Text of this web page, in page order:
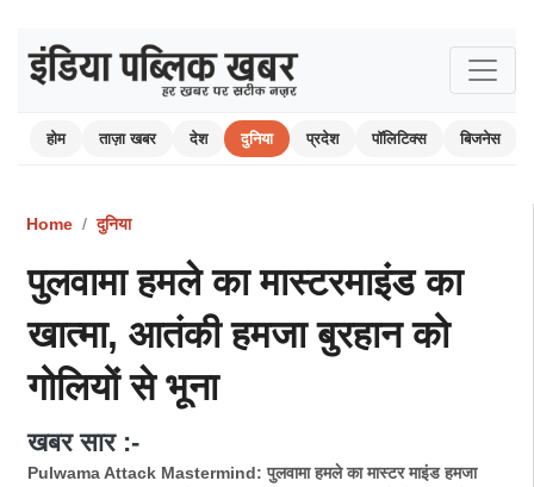
होम ताज़ा खबर देश दुनिया प्रदेश पॉलिटिक्स बिजनेस
Home दुनिया
पुलवामा हमले का मास्टरमाइंड का
खात्मा, आतंकी हमजा बुरहान को
गोलियों से भूना
खबर सार :-
Pulwama Attack Mastermind: पुलवामा हमले का मास्टर माइंड हमजा